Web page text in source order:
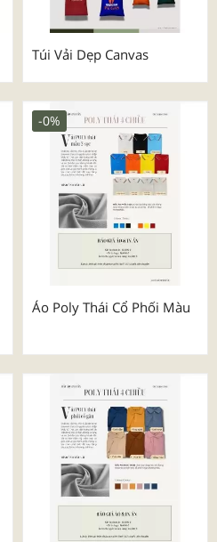
Túi Vải Dẹp Canvas
Áo Poly Thái Cổ Phối Màu
-0%